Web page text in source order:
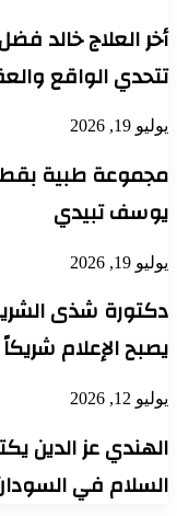
أخر العلاج خالد
تتحدي الواقع
يوليو 19, 2026
مجموعة طبية
يوسف تبيدي
يوليو 19, 2026
دكتورة شذى
يصبح الإعلام
يوليو 12, 2026
الهندي عز الدين
السلام في